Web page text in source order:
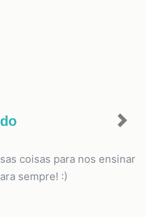
coisas para nos ensinar
sempre! :)
Next